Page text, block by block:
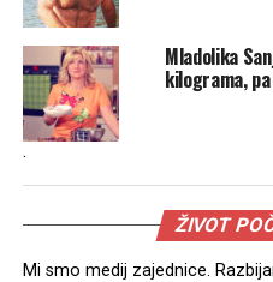
Mladolika
kilograma,
.
ŽIVOT
Mi smo medij zajednice.